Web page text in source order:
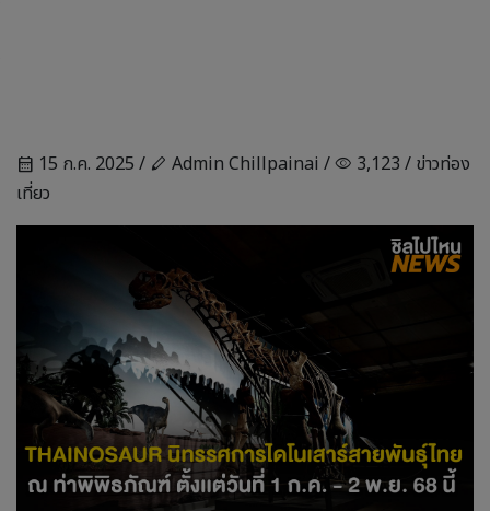
calendar_month 15 ก.ค. 2025 / stylus Admin Chillpainai / visibility 3,123 / ข่าวท่อง
เที่ยว